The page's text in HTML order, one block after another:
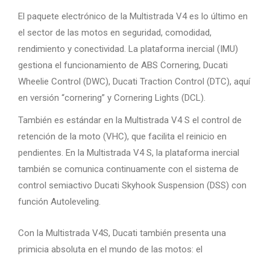
El paquete electrónico de la Multistrada V4 es lo último en
el sector de las motos en seguridad, comodidad,
rendimiento y conectividad. La plataforma inercial (IMU)
gestiona el funcionamiento de ABS Cornering, Ducati
Wheelie Control (DWC), Ducati Traction Control (DTC), aquí
en versión “cornering” y Cornering Lights (DCL).
También es estándar en la Multistrada V4 S el control de
retención de la moto (VHC), que facilita el reinicio en
pendientes. En la Multistrada V4 S, la plataforma inercial
también se comunica continuamente con el sistema de
control semiactivo Ducati Skyhook Suspension (DSS) con
función Autoleveling.
Con la Multistrada V4S, Ducati también presenta una
primicia absoluta en el mundo de las motos: el